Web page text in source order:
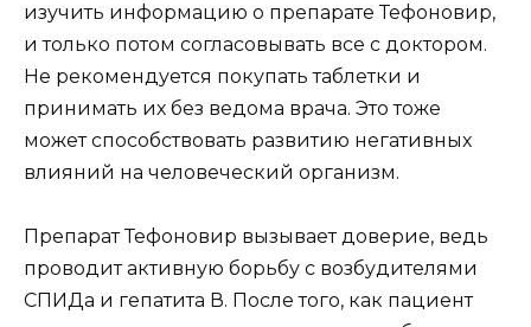
изучить информацию о препарате Тефоновир,
и только потом согласовывать все с доктором.
Не рекомендуется покупать таблетки и
принимать их без ведома врача. Это тоже
может способствовать развитию негативных
влияний на человеческий организм.
Препарат Тефоновир вызывает доверие, ведь
проводит активную борьбу с возбудителями
СПИДа и гепатита В. После того, как пациент